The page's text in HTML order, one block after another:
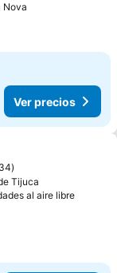
Nova
Ver precios
Tijuca
al aire libreVer